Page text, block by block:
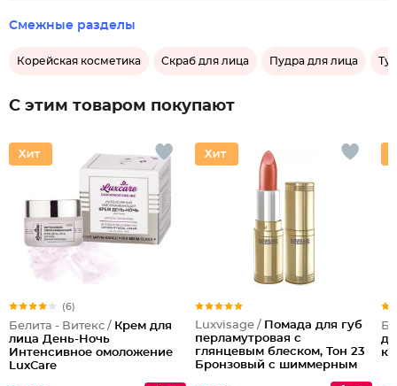
Смежные разделы
Корейская косметика Скраб для лица Пудра для лица
С этим товаром покупают
(6)
Белита - Витекс / Крем для
лица День-Ночь
Интенсивное омоложение
LuxCare
Luxvisage / Помада для губ
перламутровая с
глянцевым блеском, Тон 23
Бронзовый с шиммерным